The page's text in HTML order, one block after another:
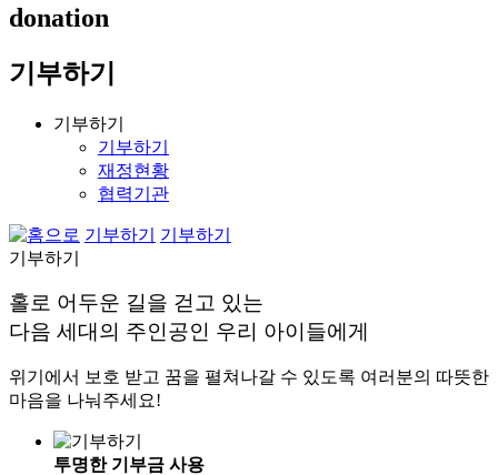
donation
기부하기
기부하기
기부하기
재정현황
협력기관
기부하기
기부하기
기부하기
홀로 어두운 길을 걷고 있는
다음 세대의 주인공인 우리 아이들에게
위기에서 보호 받고 꿈을 펼쳐나갈 수 있도록 여러분의 따뜻한
마음을 나눠주세요!
투명한 기부금 사용